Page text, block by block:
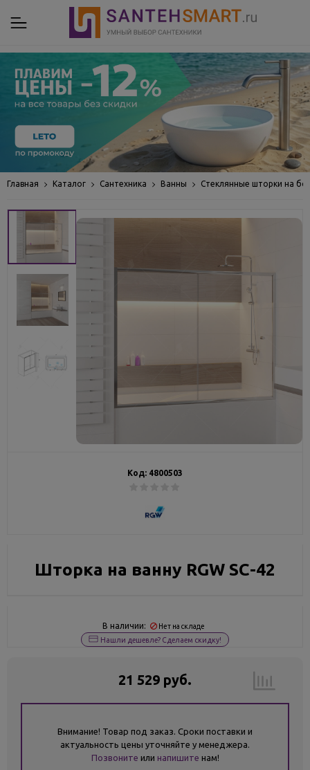
Главная Каталог Сантехника Ванны Стеклянные шторки на
Код: 4800503
Шторка на ванну RGW SC-42
В наличии: Нет на складе
Нашли дешевле? Сделаем скидку!
21 529 руб.
Внимание! Товар под заказ. Сроки поставки и
актуальность цены уточняйте у менеджера.
Позвоните или напишите нам!